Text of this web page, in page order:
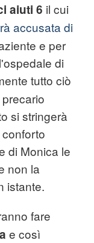
aiuti 6 il cui
accusata di
e per
di
tutto ciò
si stringerà
di Monica le
non la
istante.
fare
e così